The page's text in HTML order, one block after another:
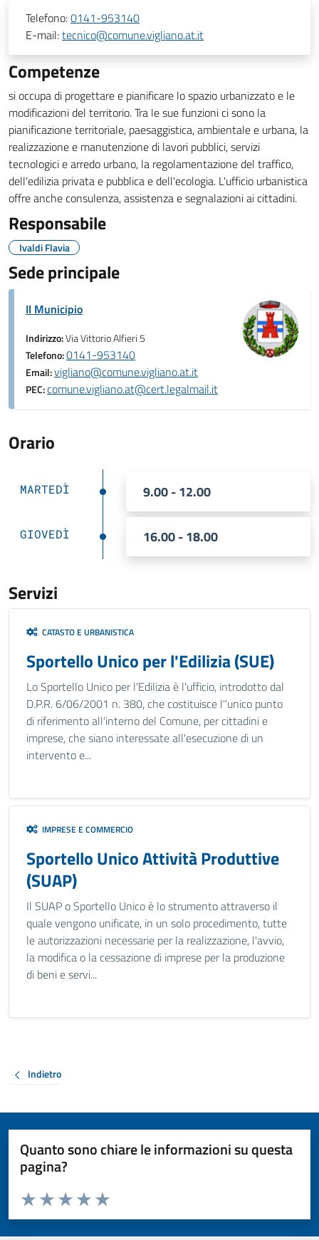
Telefono:0141-953140
E-mail:tecnico@comune.vigliano.at.it
Competenze
si occupa di progettare e pianificare lo spazio urbanizzato e le
modificazioni del territorio. Tra le sue funzioni ci sono la
pianificazione territoriale, paesaggistica, ambientale e urbana, la
realizzazione e manutenzione di lavori pubblici, servizi
tecnologici e arredo urbano, la regolamentazione del traffico,
dell'edilizia privata e pubblica e dell'ecologia. L'ufficio urbanistica
offre anche consulenza, assistenza e segnalazioni ai cittadini.
Responsabile
Ivaldi Flavia
Sede principale
Il Municipio
Indirizzo:Via Vittorio Alfieri 5
Telefono:0141-953140
Email:vigliano@comune.vigliano.at.it
PEC:comune.vigliano.at@cert.legalmail.it
Orario
MARTEDÌ 9.00 - 12.00
GIOVEDÌ 16.00 - 18.00
Servizi
CATASTO E URBANISTICA
Sportello Unico per l'Edilizia (SUE)
Lo Sportello Unico per l'Edilizia è l'ufficio, introdotto dal
D.P.R. 6/06/2001 n. 380, che costituisce l'’unico punto
di riferimento all'interno del Comune, per cittadini e
imprese, che siano interessate all'esecuzione di un
intervento e...
IMPRESE E COMMERCIO
Sportello Unico Attività Produttive
(SUAP)
Il SUAP o Sportello Unico è lo strumento attraverso il
quale vengono unificate, in un solo procedimento, tutte
le autorizzazioni necessarie per la realizzazione, l'avvio,
la modifica o la cessazione di imprese per la produzione
di beni e servi...
Indietro
Quanto sono chiare le informazioni su questa
pagina?
Valuta da 1 a 5 stelle la pagina
Valuta 5 stelle su 5
Valuta 4 stelle su 5
Valuta 3 stelle su 5
Valuta 2 stelle su 5
Valuta 1 stelle su 5